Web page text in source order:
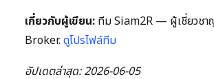
เกี่ยวกับผู้เขียน: ทีม Siam2R — ผู้เชี่ยวชา
Broker.ดูโปรไฟล์ทีม
อัปเดตล่าสุด: 2026-06-05